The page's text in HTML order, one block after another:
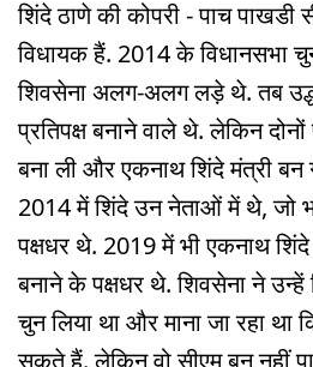
शिंदे ठाणे की कोपरी - पाच पाखडी
विधायक हैं. 2014 के विधानसभा
शिवसेना अलग-अलग लड़े थे. तब
प्रतिपक्ष बनाने वाले थे. लेकिन दोनों
बना ली और एकनाथ शिंदे मंत्री बन
2014 में शिंदे उन नेताओं में थे, जो
पक्षधर थे. 2019 में भी एकनाथ
बनाने के पक्षधर थे. शिवसेना ने
चुन लिया था और माना जा रहा था
सकते हैं. लेकिन वो सीएम बन नहीं